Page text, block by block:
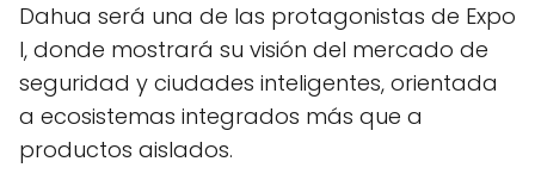
Dahua será una de las protagonistas de Expo
I, donde mostrará su visión del mercado de
seguridad y ciudades inteligentes, orientada
a ecosistemas integrados más que a
productos aislados.